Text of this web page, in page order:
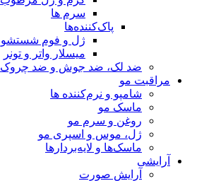
سرم ها
پاک‌کننده‌ها
ژل و فوم شستشو
میسلار واتر و تونر
ضد لک، ضد جوش و ضد چروک
مراقبت مو
شامپو و نرم‌کننده ها
ماسک مو
روغن و سرم مو
ژل، موس و اسپری مو
ماسک‌ها و لایه‌بردارها
آرایشی
آرایش صورت